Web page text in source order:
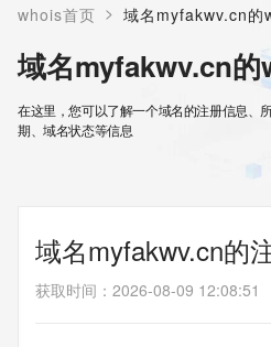
whois首页 > 域名myfakwv.cn的
域名myfakwv.cn
在这里，您可以了解一个域名的注册信息、
期、域名状态等信息
域名myfakwv.cn的
获取时间 ： 2026-08-09 12:08:51